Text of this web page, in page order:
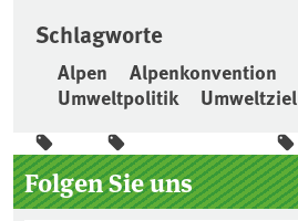
Schlagworte
Alpen Alpenkonvention
Umweltpolitik
Umweltziel
Seitenleiste
Folgen Sie uns